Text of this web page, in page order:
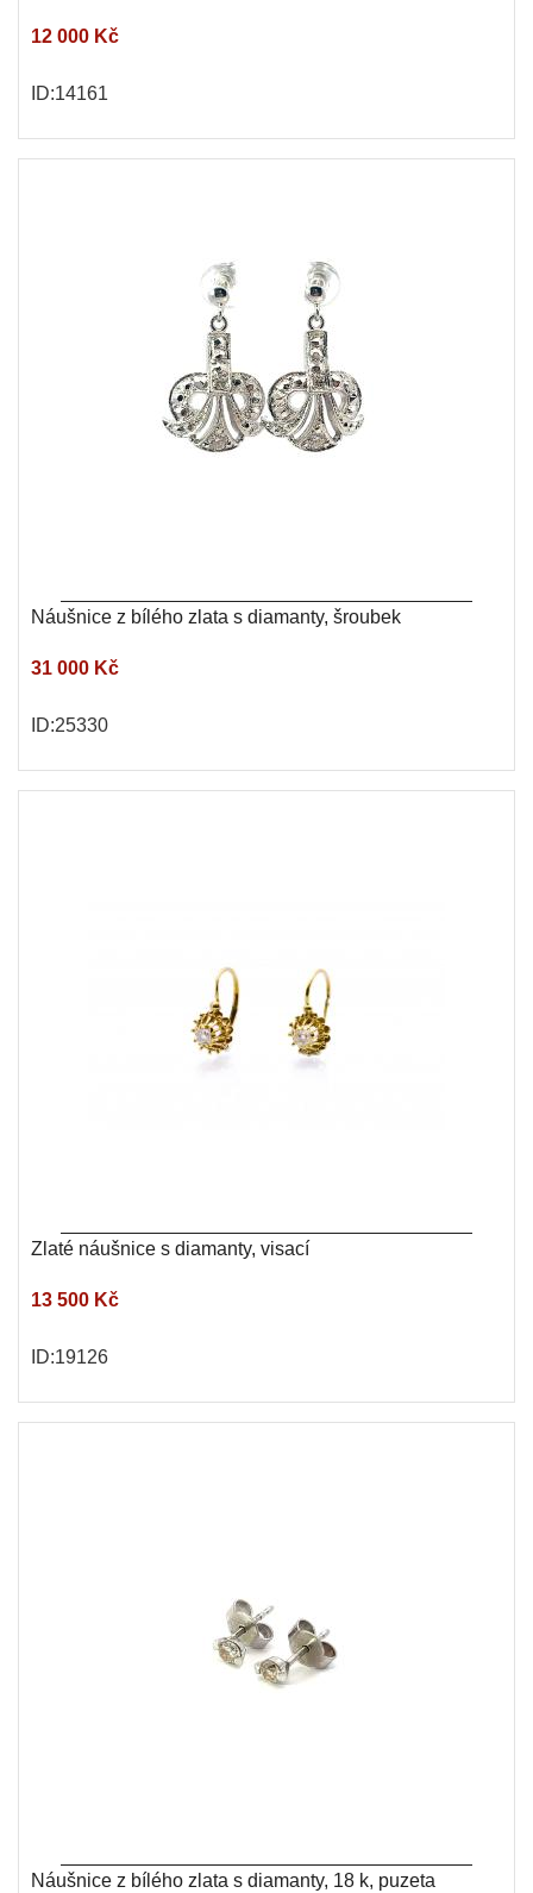
12 000 Kč
ID:14161
Náušnice z bílého zlata s diamanty, šroubek
31 000 Kč
ID:25330
Zlaté náušnice s diamanty, visací
13 500 Kč
ID:19126
Náušnice z bílého zlata s diamanty, 18 k, puzeta